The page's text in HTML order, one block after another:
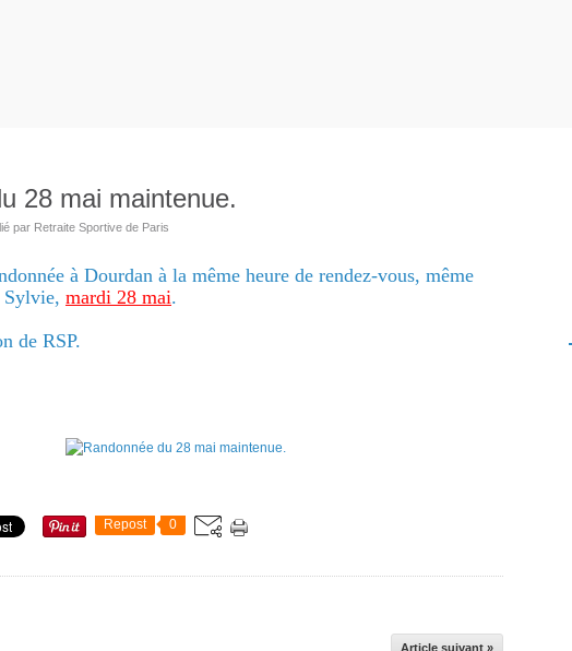
28 mai maintenue.
par Retraite Sportive de Paris
à Dourdan à la même heure de rendez-vous, même
Sylvie, mardi 28 mai.
de RSP.
Repost 0
Article suivant »